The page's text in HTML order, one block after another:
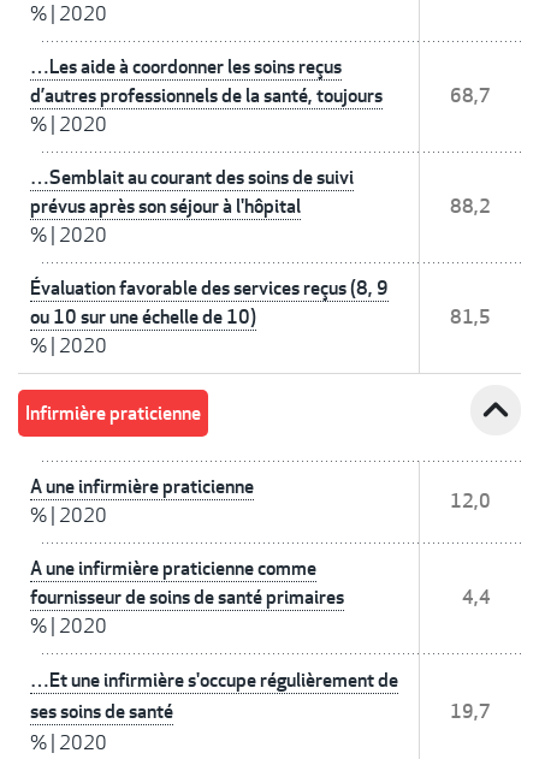
% 2020
…Les aide à coordonner les soins reçus
d’autres professionnels de la santé, toujours
% 2020
68,7
…Semblait au courant des soins de suivi
prévus après son séjour à l'hôpital
% 2020
88,2
Évaluation favorable des services reçus (8, 9
ou 10 sur une échelle de 10)
% 2020
81,5
Infirmière praticienne expand_less
A une infirmière praticienne
% 2020
12,0
A une infirmière praticienne comme
fournisseur de soins de santé primaires
% 2020
4,4
…Et une infirmière s'occupe régulièrement de
ses soins de santé
% 2020
19,7